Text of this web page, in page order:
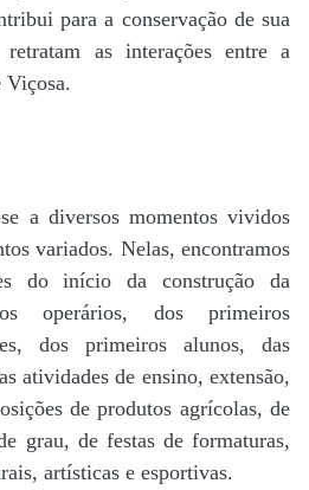
para a conservação de sua
as interações entre a
Viçosa.
a diversos momentos vividos
variados. Nelas, encontramos
do início da construção da
operários, dos primeiros
​dos primeiros alunos, das
atividades de ensino, extensão,
de produtos agrícolas, de
grau, de festas de formaturas,
artísticas e esportivas.